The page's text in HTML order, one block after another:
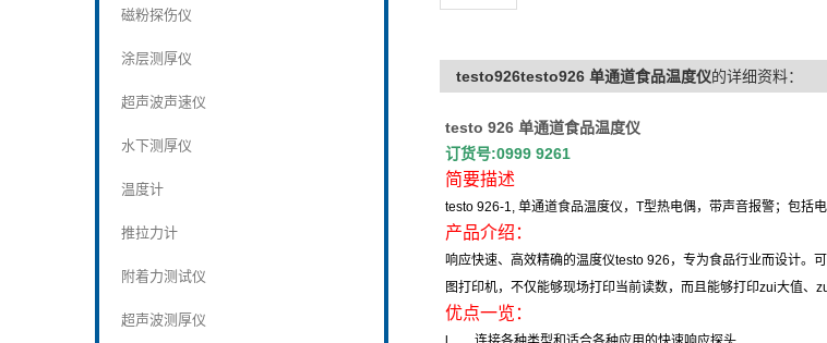
磁粉探伤仪
涂层测厚仪
超声波声速仪
水下测厚仪
温度计
推拉力计
附着力测试仪
超声波测厚仪
testo926testo926 单通道食品温度仪的详细资料：
testo 926 单通道食品温度仪
订货号:0999 9261
简要描述
testo 926-1, 单通道食品温度仪， T型热电偶，带声音报警；包括
产品介绍：
响应快速、高效精确的温度仪testo 926 ，专为食品行业而设计。
图打印机，不仅能够现场打印当前读数，而且能够打印zui大值、
优点一览：